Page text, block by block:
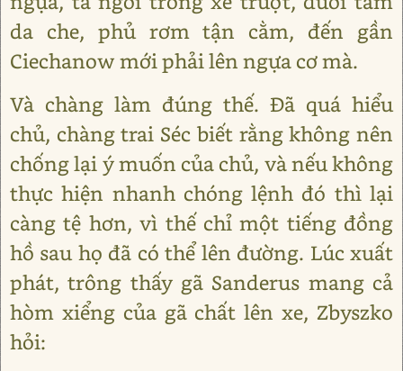
da che, phủ rơm tận cằm, đến gần
Ciechanow mới phải lên ngựa cơ mà.
Và chàng làm đúng thế. Đã quá hiểu
chủ, chàng trai Séc biết rằng không nên
chống lại ý muốn của chủ, và nếu không
thực hiện nhanh chóng lệnh đó thì lại
càng tệ hơn, vì thế chỉ một tiếng đồng
hồ sau họ đã có thể lên đường. Lúc xuất
phát, trông thấy gã Sanderus mang cả
hòm xiểng của gã chất lên xe, Zbyszko
hỏi: